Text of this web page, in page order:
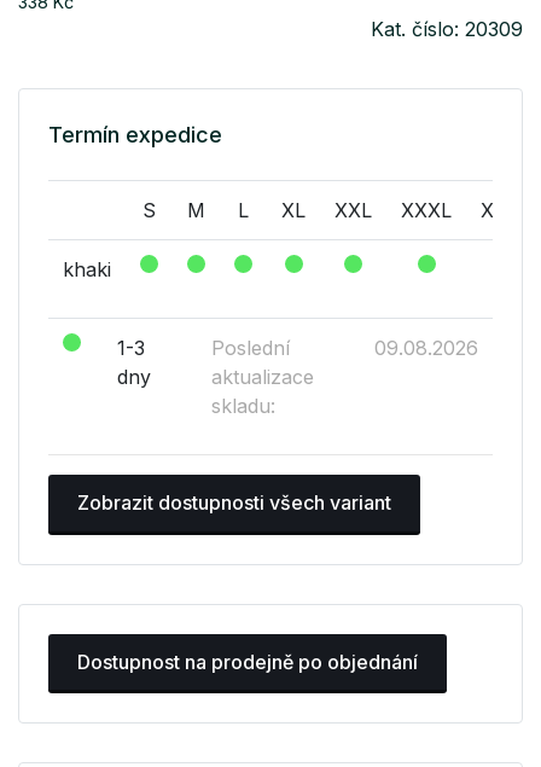
Kat. číslo: 20309
Termín expedice
S M L XL XXL XXXL
khaki
1-3
dny
Poslední
aktualizace
skladu:
09.08.2026
Zobrazit dostupnosti všech variant
Dostupnost na prodejně po objednání